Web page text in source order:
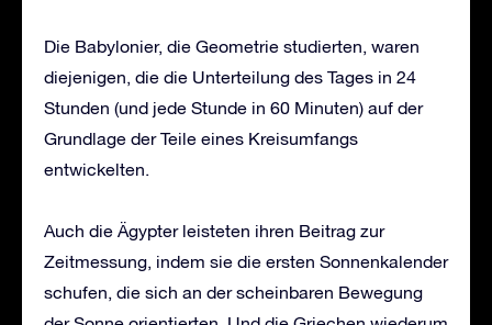
Die Babylonier, die Geometrie studierten, waren
diejenigen, die die Unterteilung des Tages in 24
Stunden (und jede Stunde in 60 Minuten) auf der
Grundlage der Teile eines Kreisumfangs
entwickelten.
Auch die Ägypter leisteten ihren Beitrag zur
Zeitmessung, indem sie die ersten Sonnenkalender
schufen, die sich an der scheinbaren Bewegung